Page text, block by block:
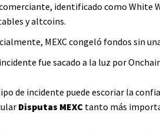
identificado como White
y altcoins.
MEXC congeló fondos sin
fue sacado a la luz por
de incidente puede escoriar la
Disputas MEXCtanto más